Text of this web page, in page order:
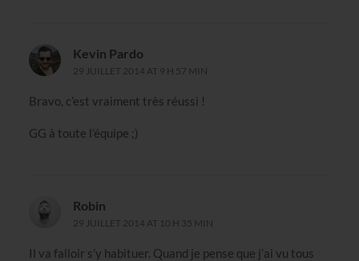
Kevin Pardo
29 JUILLET 2014 AT 9 H 57 MIN
Bravo, c’est vraiment très réussi !
GG à toute l’équipe ;)
Robin
29 JUILLET 2014 AT 10 H 35 MIN
Il va falloir s’y habituer. Quand je pense que j’ai vu tous